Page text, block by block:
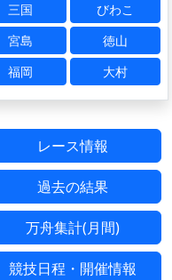
三国
びわこ
宮島
徳山
福岡 大村
レース情報
過去の結果
万舟集計(月間)
競技日程・開催情報